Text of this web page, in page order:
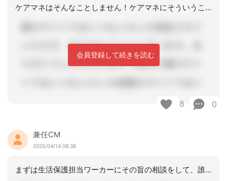
ケアマネはそんなことしません！ケアマネにそういうことを勧める訪問看護もヤバい！
会員登録して続きを読む
8 0
兼任CM
2025/04/14 08:38
まずは生活保護担当ワーカーにその旨の相談をして、誰がどんな対応をするのかを検討し